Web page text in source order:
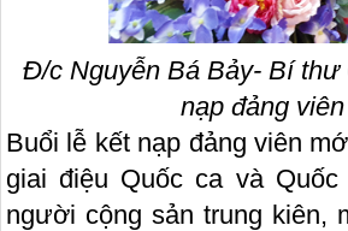
Đ/c Nguyễn Bá Bảy- Bí thư
nạp đảng
Buổi lễ kết nạp đảng viên
giai điệu Quốc ca và
người cộng sản trung kiên,